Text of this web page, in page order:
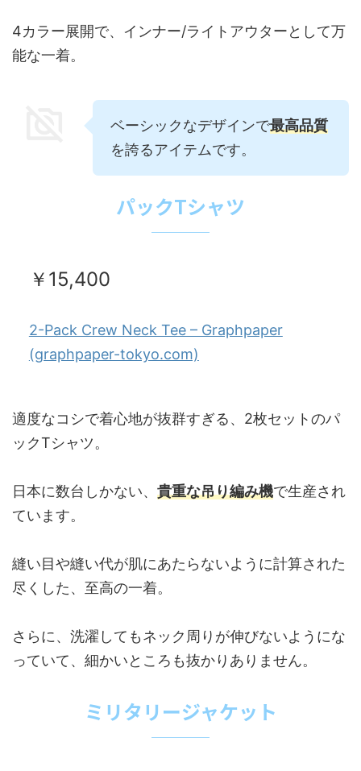
4カラー展開で、インナー/ライトアウターとして万
能な一着。
ベーシックなデザインで最高品質
を誇るアイテムです。
パックTシャツ
￥15,400
2-Pack Crew Neck Tee – Graphpaper
(graphpaper-tokyo.com)
適度なコシで着心地が抜群すぎる、2枚セットのパ
ックTシャツ。
日本に数台しかない、 貴重な吊り編み機で生産され
ています。
縫い目や縫い代が肌にあたらないように計算された
尽くした、至高の一着。
さらに、洗濯してもネック周りが伸びないようにな
っていて、細かいところも抜かりありません。
ミリタリージャケット